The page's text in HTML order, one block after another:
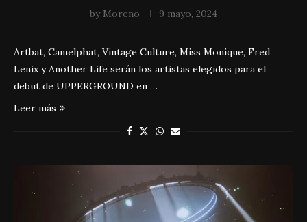
by Moreno 9 mayo, 2024
Artbat, Camelphat, Vintage Culture, Miss Monique, Fred
Lenix y Another Life serán los artistas elegidos para el
debut de UPPERGROUND en …
Leer más